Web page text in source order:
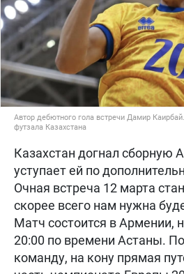
Автор дебютного гола встречи Дамир
футзала Казахстана
Казахстан догнал сборную
уступает ей по
Очная встреча 12 марта
скорее всего нам нужна
Матч состоится в Армении,
20:00 по времени Астаны.
команду, на кону прямая